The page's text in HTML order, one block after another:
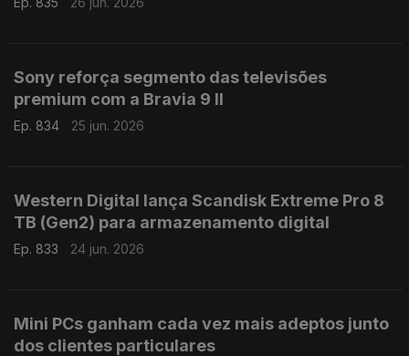
Sony reforça segmento das televisões
premium com a Bravia 9 II
Ep. 834 25 jun. 2026
Western Digital lança Scandisk Extreme Pro 8
TB (Gen2) para armazenamento digital
Ep. 833 24 jun. 2026
Mini PCs ganham cada vez mais adeptos junto
dos clientes particulares